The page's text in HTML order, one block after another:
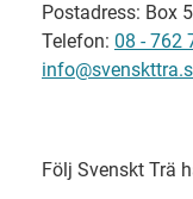
Postadress: Box
Telefon: 08 - 762
Följ Svenskt Trä